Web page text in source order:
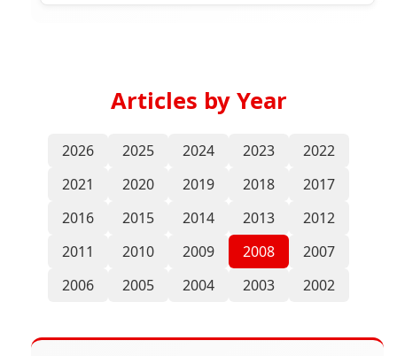
Articles by Year
2026 2025 2024 2023
2022
2021
2020 2019 2018
2017
2016
2015 2014 2013
2012
2011
2010 2009 2008
2007
2006
2005 2004 2003 2002